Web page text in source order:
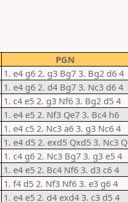
PGN
1. e4 g6 2. g3 Bg7 3. Bg2 d6 4
1. e4 g6 2. d4 Bg7 3. Nc3 d6 4
1. c4 e5 2. g3 Nf6 3. Bg2 d5 4
1. e4 e5 2. Nf3 Qe7 3. Bc4 h6
1. e4 c5 2. Nc3 a6 3. g3 Nc6 4
1. e4 d5 2. exd5 Qxd5 3. Nc3 Q
1. c4 g6 2. Nc3 Bg7 3. g3 e5 4
1. e4 e5 2. Bc4 Nf6 3. d3 c6 4
1. f4 d5 2. Nf3 Nf6 3. e3 g6 4
1. e4 e5 2. d4 exd4 3. c3 d5 4